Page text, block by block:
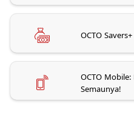
OCTO Savers+
OCTO Mobile:
Semaunya!